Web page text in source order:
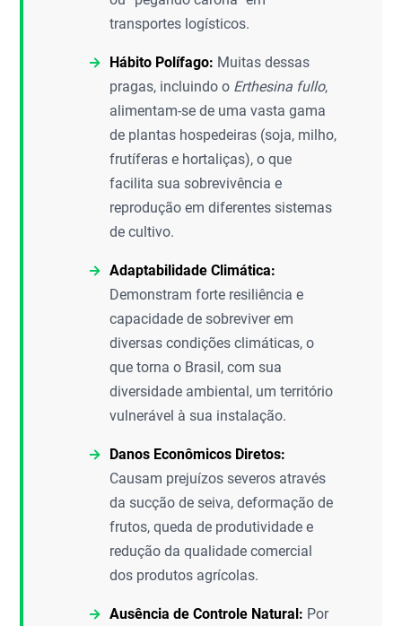
transportes logísticos.
Hábito Polífago: Muitas dessas
pragas, incluindo o Erthesina fullo,
alimentam-se de uma vasta gama
de plantas hospedeiras (soja, milho,
frutíferas e hortaliças), o que
facilita sua sobrevivência e
reprodução em diferentes sistemas
de cultivo.
Adaptabilidade Climática:
Demonstram forte resiliência e
capacidade de sobreviver em
diversas condições climáticas, o
que torna o Brasil, com sua
diversidade ambiental, um território
vulnerável à sua instalação.
Danos Econômicos Diretos:
Causam prejuízos severos através
da sucção de seiva, deformação de
frutos, queda de produtividade e
redução da qualidade comercial
dos produtos agrícolas.
Ausência de Controle Natural: Por